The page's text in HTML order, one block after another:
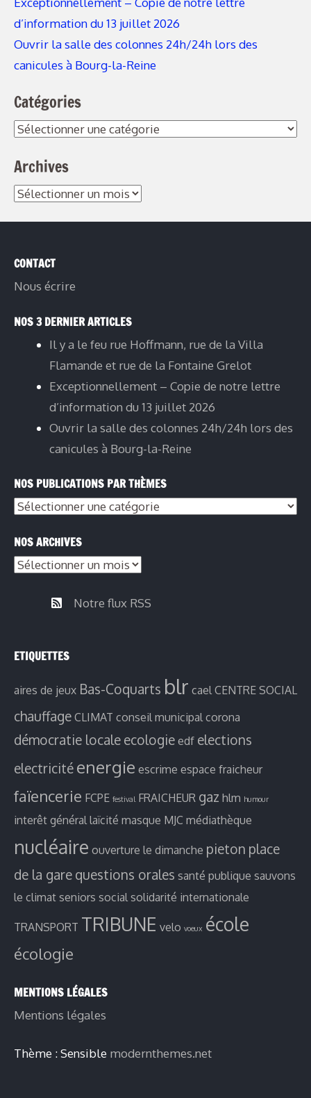
d’information du 13 juillet 2026
Ouvrir la salle des colonnes 24h/24h lors des
canicules à Bourg-la-Reine
Catégories
Archives
CONTACT
Nous écrire
NOS 3 DERNIER ARTICLES
Il y a le feu rue Hoffmann, rue de la Villa
Flamande et rue de la Fontaine Grelot
Exceptionnellement – Copie de notre lettre
d’information du 13 juillet 2026
Ouvrir la salle des colonnes 24h/24h lors des
canicules à Bourg-la-Reine
NOS PUBLICATIONS PAR THÈMES
NOS ARCHIVES
Notre flux RSS
ETIQUETTES
aires de jeux Bas-Coquarts blr cael CENTRE SOCIAL
chauffage CLIMAT conseil municipal corona
démocratie locale ecologie edf elections
electricité energie escrime espace fraicheur
faïencerie FCPE festival FRAICHEUR gaz hlm humour
interêt général laïcité masque MJC médiathèque
nucléaire ouverture le dimanche pieton place
de la gare questions orales santé publique sauvons
le climat seniors social solidarité internationale
TRANSPORT TRIBUNE velo voeux école
écologie
MENTIONS LÉGALES
Mentions légales
Thème : Sensible modernthemes.net